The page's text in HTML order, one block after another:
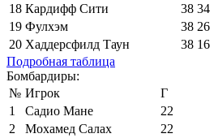
18 Кардифф Сити 38 34
19 Фулхэм 38 26
20 Хаддерсфилд Таун 38 16
Подробная таблица
Бомбардиры:
№ Игрок
Г
1
Садио Мане
22
2
Мохамед Салах
22